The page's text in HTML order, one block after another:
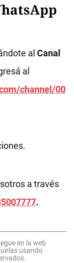
al Canal
al
channel/00
a través
.
en la web
usando